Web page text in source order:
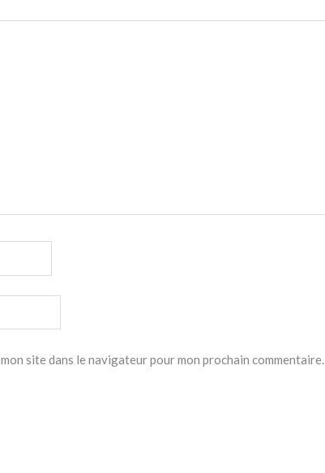
site dans le navigateur pour mon prochain commentaire.